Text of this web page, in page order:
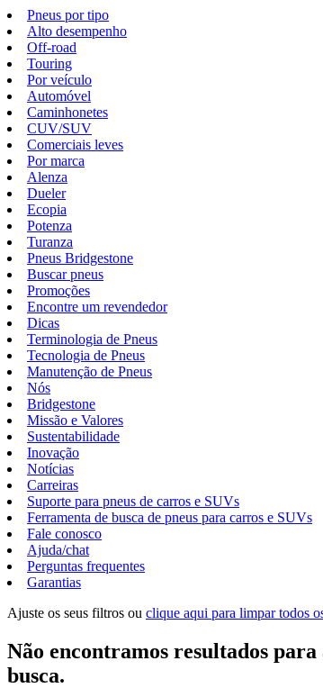
Pneus por tipo
Alto desempenho
Off-road
Touring
Por veículo
Automóvel
Caminhonetes
CUV/SUV
Comerciais leves
Por marca
Alenza
Dueler
Ecopia
Potenza
Turanza
Pneus Bridgestone
Buscar pneus
Promoções
Encontre um revendedor
Dicas
Terminologia de Pneus
Tecnologia de Pneus
Manutenção de Pneus
Nós
Bridgestone
Missão e Valores
Sustentabilidade
Inovação
Notícias
Carreiras
Suporte para pneus de carros e SUVs
Ferramenta de busca de pneus para carros e SUVs
Fale conosco
Ajuda/chat
Perguntas frequentes
Garantias
Ajuste os seus filtros ou clique aqui para limpar todos
Não encontramos resultados
busca.